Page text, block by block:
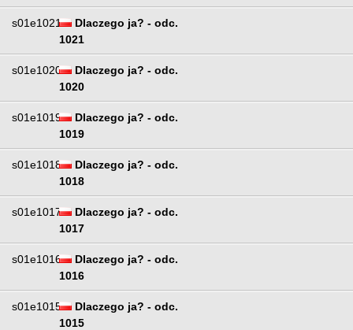
s01e1021
Dlaczego ja? - odc.
1021
s01e1020
Dlaczego ja? - odc.
1020
s01e1019
Dlaczego ja? - odc.
1019
s01e1018
Dlaczego ja? - odc.
1018
s01e1017
Dlaczego ja? - odc.
1017
s01e1016
Dlaczego ja? - odc.
1016
s01e1015
Dlaczego ja? - odc.
1015